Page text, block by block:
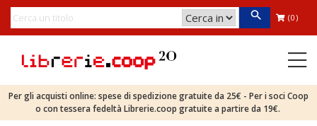
(0)
Per gli acquisti online: spese di spedizione gratuite da 25€ - Per i soci Coop
o con tessera fedeltà Librerie.coop gratuite a partire da 19€.